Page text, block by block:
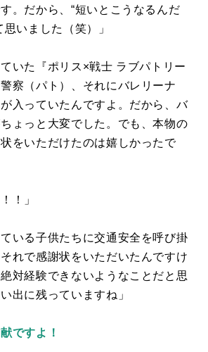
。だから、“短いとこうなるんだ
思いました（笑）」
いた『ポリス×戦士 ラブパトリー
察（パト）、それにバレリーナ
が入っていたんですよ。だから、バ
ょっと大変でした。でも、本物の
をいただけたのは嬉しかったで
！」
いる子供たちに交通安全を呼び掛
れで感謝状をいただいたんですけ
対経験できないようなことだと思
出に残っていますね」
ですよ！